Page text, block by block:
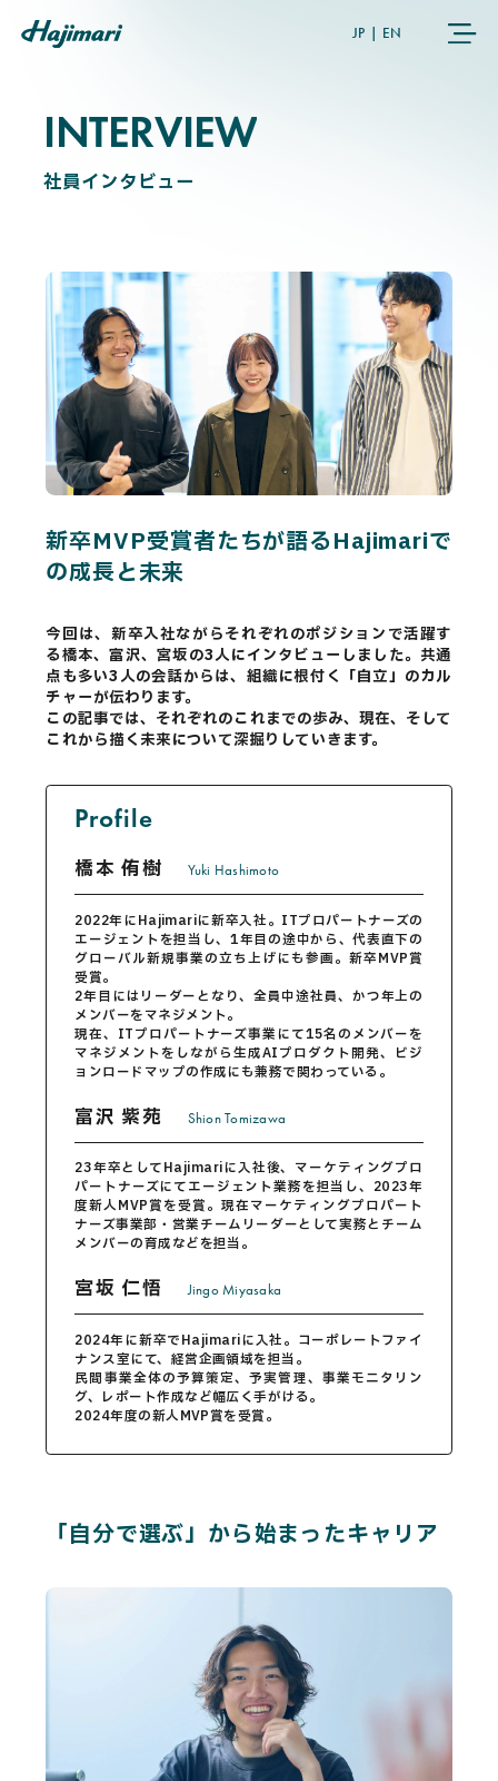
JP EN
COMPANY
NEWS
USER’S VOICE
MEMBERS
CAREERS
CONTACT
Privacy Policy
Security Action
INTERVIEW
INTERVIEW
社員インタビュー
新卒MVP受賞者たちが語るHajimariで
の成長と未来
今回は、新卒入社ながらそれぞれのポジションで活躍す
る橋本、富沢、宮坂の3人にインタビューしました。共通
点も多い3人の会話からは、組織に根付く「自立」のカル
チャーが伝わります。
この記事では、それぞれのこれまでの歩み、現在、そして
これから描く未来について深掘りしていきます。
Profile
橋本 侑樹 Yuki Hashimoto
2022年にHajimariに新卒入社。ITプロパートナーズの
エージェントを担当し、1年目の途中から、代表直下の
グローバル新規事業の立ち上げにも参画。新卒MVP賞
受賞。
2年目にはリーダーとなり、全員中途社員、かつ年上の
メンバーをマネジメント。
現在、ITプロパートナーズ事業にて15名のメンバーを
マネジメントをしながら生成AIプロダクト開発、ビジ
ョンロードマップの作成にも兼務で関わっている。
富沢 紫苑 Shion Tomizawa
23年卒としてHajimariに入社後、マーケティングプロ
パートナーズにてエージェント業務を担当し、2023年
度新人MVP賞を受賞。現在マーケティングプロパート
ナーズ事業部・営業チームリーダーとして実務とチーム
メンバーの育成などを担当。
宮坂 仁悟 Jingo Miyasaka
2024年に新卒でHajimariに入社。コーポレートファイ
ナンス室にて、経営企画領域を担当。
民間事業全体の予算策定、予実管理、事業モニタリン
グ、レポート作成など幅広く手がける。
2024年度の新人MVP賞を受賞。
「自分で選ぶ」から始まったキャリア